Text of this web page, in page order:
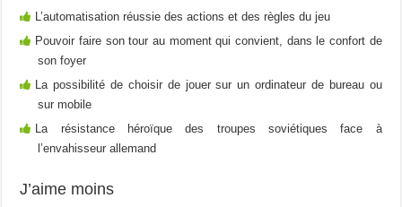
L’automatisation réussie des actions et des règles du jeu
Pouvoir faire son tour au moment qui convient, dans le confort de
son foyer
La possibilité de choisir de jouer sur un ordinateur de bureau ou
sur mobile
La résistance héroïque des troupes soviétiques face à
l’envahisseur allemand
J’aime moins